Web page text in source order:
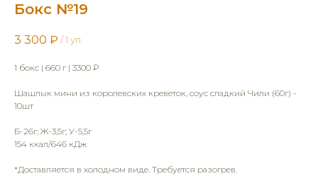
Бокс №19
3 300 ₽ / 1 уп
1 бокс | 660 г | 3300 ₽
Шашлык мини из королевских креветок, соус сладкий Чили (60г) -
10шт
Б-26г; Ж-3,5г; У-5,5г
154 ккал/646 кДж
*Доставляется в холодном виде. Требуется разогрев.